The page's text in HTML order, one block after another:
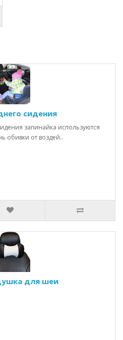
сидения
запинайка используются
обивки от воздей..
для шеи